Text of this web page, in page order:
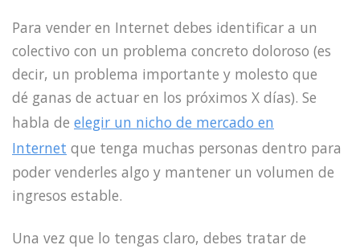
Para vender en Internet debes identificar a un
colectivo con un problema concreto doloroso (es
decir, un problema importante y molesto que
dé ganas de actuar en los próximos X días). Se
habla de elegir un nicho de mercado en
Internet que tenga muchas personas dentro para
poder venderles algo y mantener un volumen de
ingresos estable.
Una vez que lo tengas claro, debes tratar de